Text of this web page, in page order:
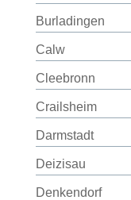
Burladingen
Calw
Cleebronn
Crailsheim
Darmstadt
Deizisau
Denkendorf